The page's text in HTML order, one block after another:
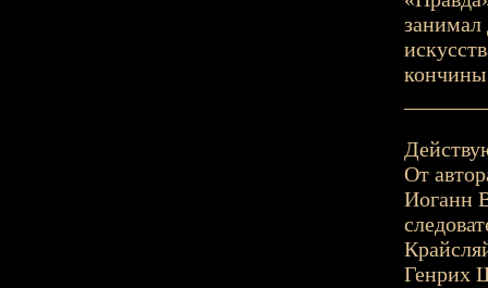
занимал
кончины
От
Иоганн
Генрих